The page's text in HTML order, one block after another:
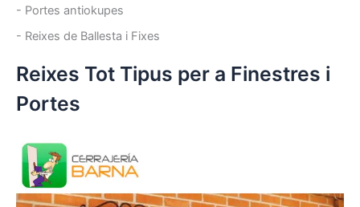
- Portes antiokupes
- Reixes de Ballesta i Fixes
Reixes Tot Tipus per a Finestres i
Portes